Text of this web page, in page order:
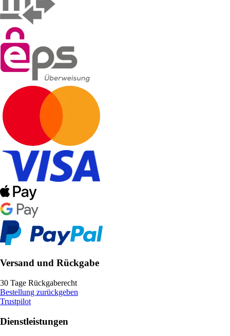
Versand und Rückgabe
30 Tage Rückgaberecht
Bestellung zurückgeben
Trustpilot
Dienstleistungen